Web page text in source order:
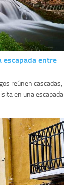
escapada entre
reúnen cascadas,
en una escapada